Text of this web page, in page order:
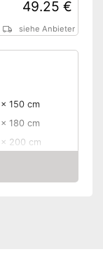
49.25 €
siehe Anbieter
150 cm
180 cm
200 cm
Grau